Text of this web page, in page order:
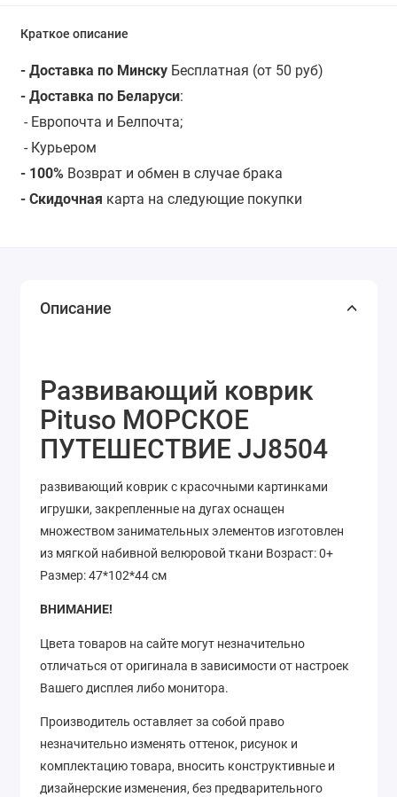
Краткое описание
- Доставка по МинскуБесплатная (от 50 руб)
- Доставка по Беларуси:
- Европочта и Белпочта;
- Курьером
- 100% Возврат и обмен в случае брака
- Скидочная карта на следующие покупки
Описание
Развивающий коврик
Pituso МОРСКОЕ
ПУТЕШЕСТВИЕ JJ8504
развивающий коврик с красочными картинками
игрушки, закрепленные на дугах оснащен
множеством занимательных элементов изготовлен
из мягкой набивной велюровой ткани Возраст: 0+
Размер: 47*102*44 см
ВНИМАНИЕ!
Цвета товаров на сайте могут незначительно
отличаться от оригинала в зависимости от настроек
Вашего дисплея либо монитора.
Производитель оставляет за собой право
незначительно изменять оттенок, рисунок и
комплектацию товара, вносить конструктивные и
дизайнерские изменения, без предварительного